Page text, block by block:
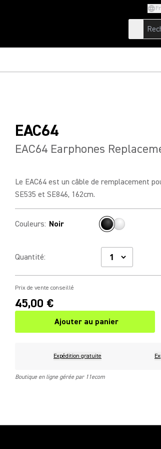
EAC64
EAC64 Earphones
Le EAC64 est un câble de remplacement
SE535 et SE846, 162cm.
Couleurs: Noir
Quantité:
Prix de vente conseillé
45,00 €
Ajouter au panier
Expédition gratuite
Boutique en ligne gérée par 11ecom